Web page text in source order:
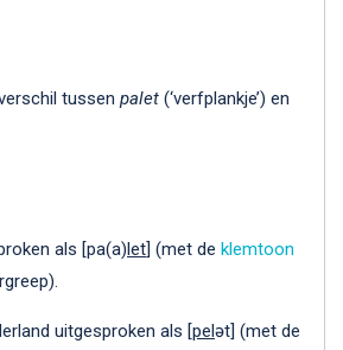
tussen palet (‘verfplankje’) en
als [pa(a)let] (met de klemtoon
uitgesproken als [pelət] (met de